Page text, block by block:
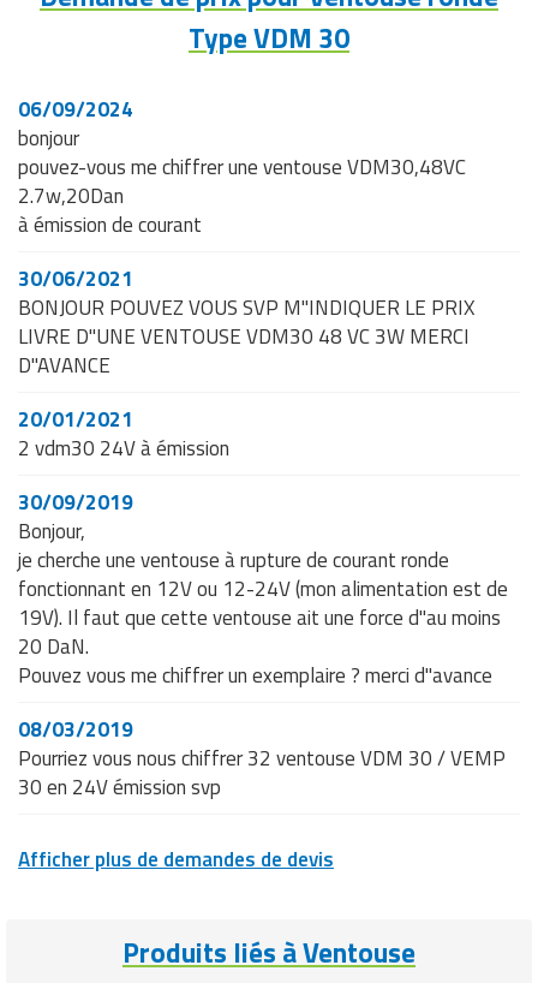
Matériel de musculation
Rôtisserie professionnelle
Sautause professionnelle
Table de cuisson professionnelle
Tables de préparation réfrigérées
Ustensile de cuisine
Vaisselle restaurant
Vitrines réfrigérées
Type VDM 30
06/09/2024
bonjour
pouvez-vous me chiffrer une ventouse VDM30,48VC
2.7w,20Dan
à émission de courant
30/06/2021
BONJOUR POUVEZ VOUS SVP M"INDIQUER LE PRIX
LIVRE D"UNE VENTOUSE VDM30 48 VC 3W MERCI
D"AVANCE
20/01/2021
2 vdm30 24V à émission
30/09/2019
Bonjour,
je cherche une ventouse à rupture de courant ronde
fonctionnant en 12V ou 12-24V (mon alimentation est de
19V). Il faut que cette ventouse ait une force d"au moins
20 DaN.
Pouvez vous me chiffrer un exemplaire ? merci d"avance
08/03/2019
Pourriez vous nous chiffrer 32 ventouse VDM 30 / VEMP
30 en 24V émission svp
Afficher plus de demandes de devis
Produits liés à Ventouse